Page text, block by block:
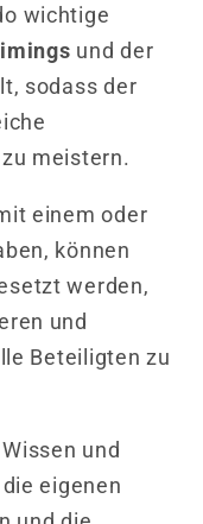
wichtige
und der
sodass der
meistern.
einem oder
können
werden,
und
Beteiligten zu
und
eigenen